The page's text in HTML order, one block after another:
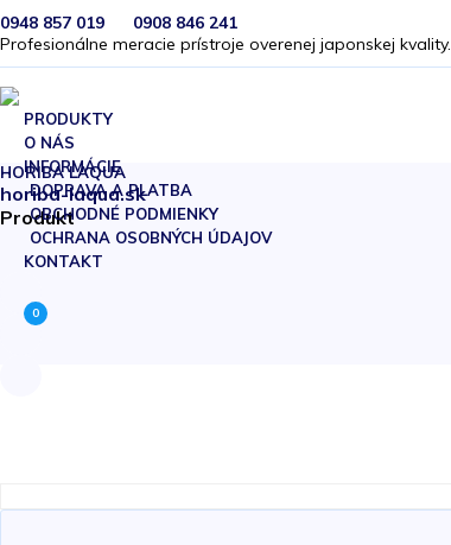
0948 857 019
0908 846 241
Profesionálne meracie prístroje overenej japonskej kvality.
PRODUKTY
O NÁS
INFORMÁCIE
DOPRAVA A PLATBA
OBCHODNÉ PODMIENKY
OCHRANA OSOBNÝCH ÚDAJOV
KONTAKT
0
HORIBA LAQUA
horiba-laqua.sk
Produkt